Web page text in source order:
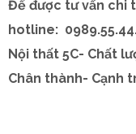
Để được tư vấn chi
hotline:
Nội thất 5C- Chất
Chân thành- Cạnh